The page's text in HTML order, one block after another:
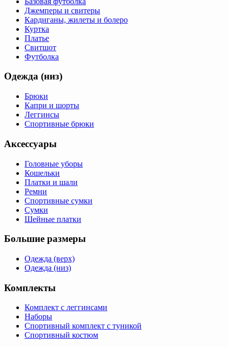
Джемперы и свитеры
Кардиганы, жилеты и болеро
Куртка
Платье
Свитшот
Футболка
Одежда (низ)
Брюки
Капри и шорты
Леггинсы
Спортивные брюки
Аксессуары
Головные уборы
Кошельки
Платки и шали
Ремни
Спортивные сумки
Сумки
Шейные платки
Большие размеры
Одежда (верх)
Одежда (низ)
Комплекты
Комплект с леггинсами
Наборы
Спортивный комплект с туникой
Спортивный костюм